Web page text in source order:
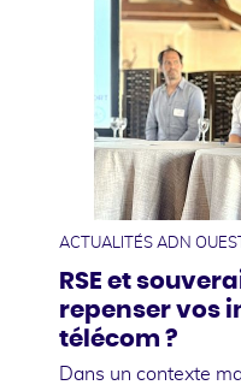
ACTUALITÉS ADN OUEST
RSE et
repenser vos
télécom ?
Dans un contexte